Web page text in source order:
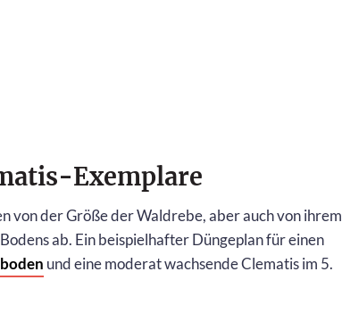
Exemplare
von der Größe der Waldrebe, aber auch von ihrem
ab. Ein beispielhafter Düngeplan für einen
und eine moderat wachsende Clematis im 5.